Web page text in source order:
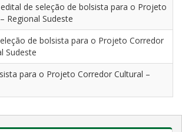
de seleção de bolsista para o Projeto
Regional Sudeste
de bolsista para o Projeto Corredor
Sudeste
para o Projeto Corredor Cultural –